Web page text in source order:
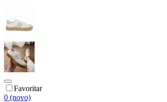
Favoritar
0 (novo)